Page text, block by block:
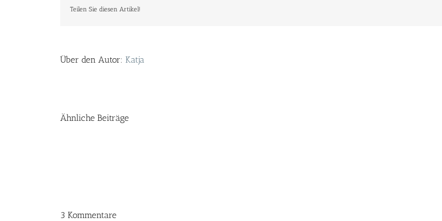
Teilen Sie diesen Artikel!
Über den Autor: Katja
Ähnliche Beiträge
3 Kommentare